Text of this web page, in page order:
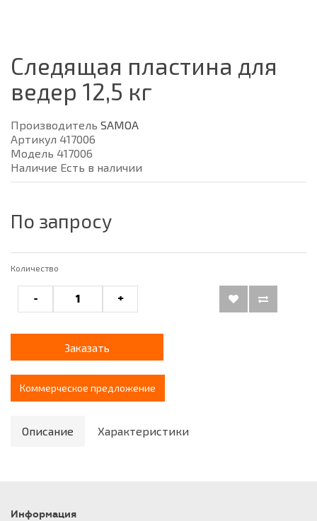
Следящая пластина для
ведер 12,5 кг
Производитель SAMOA
Артикул 417006
Модель 417006
Наличие Есть в наличии
По запросу
Количество
- +
Заказать
Коммерческое предложение
Описание Характеристики
Информация